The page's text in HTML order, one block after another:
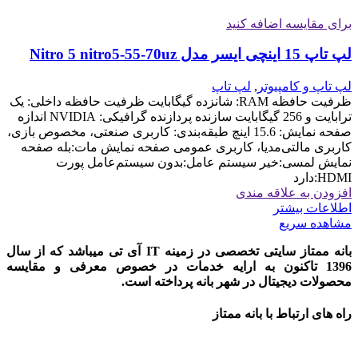
برای مقایسه اضافه کنید
لپ تاپ 15 اینچی ایسر مدل Nitro 5 nitro5-55-70uz
لپ تاپ و کامپیوتر , لپ تاپ
ظرفیت حافظه RAM: شانزده گیگابایت ظرفیت حافظه داخلی: یک
ترابایت و 256 گیگابایت سازنده پردازنده گرافیکی: NVIDIA اندازه
صفحه نمایش: 15.6 اینچ طبقه‌بندی: کاربری صنعتی، مخصوص بازی،
کاربری مالتی‌مدیا، کاربری عمومی صفحه نمایش مات:بله صفحه
نمایش لمسی:خیر سیستم عامل:بدون سیستم‌عامل پورت
HDMI:دارد
افزودن به علاقه مندی
اطلاعات بیشتر
مشاهده سریع
بانه ممتاز سایتی تخصصی در زمینه IT آی تی میباشد که از سال
1396 تاکنون به ارایه خدمات در خصوص معرفی و مقایسه
محصولات دیجیتال در شهر بانه پرداخته است.
راه های ارتباط با بانه ممتاز